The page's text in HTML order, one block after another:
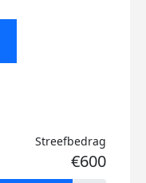
Streefbedrag
€600